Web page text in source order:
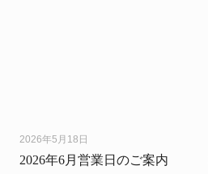
2026年5月18日
2026年6月営業日のご案内